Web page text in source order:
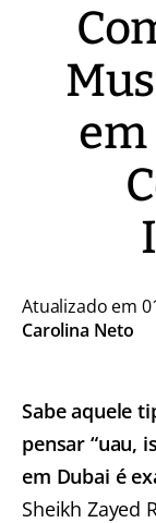
em
Atualizado em
Carolina Neto
Sabe aquele
pensar “uau,
em Dubai é
Sheikh Zayed